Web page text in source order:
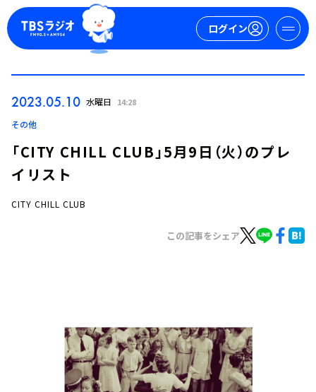
ログイン
お知らせ
イベント・グッズ
YouTube
会社情報
2023.05.10 水曜日 14:28
その他
「CITY CHILL CLUB」5月9日（火）のプレ
イリスト
CITY CHILL CLUB
この記事をシェア